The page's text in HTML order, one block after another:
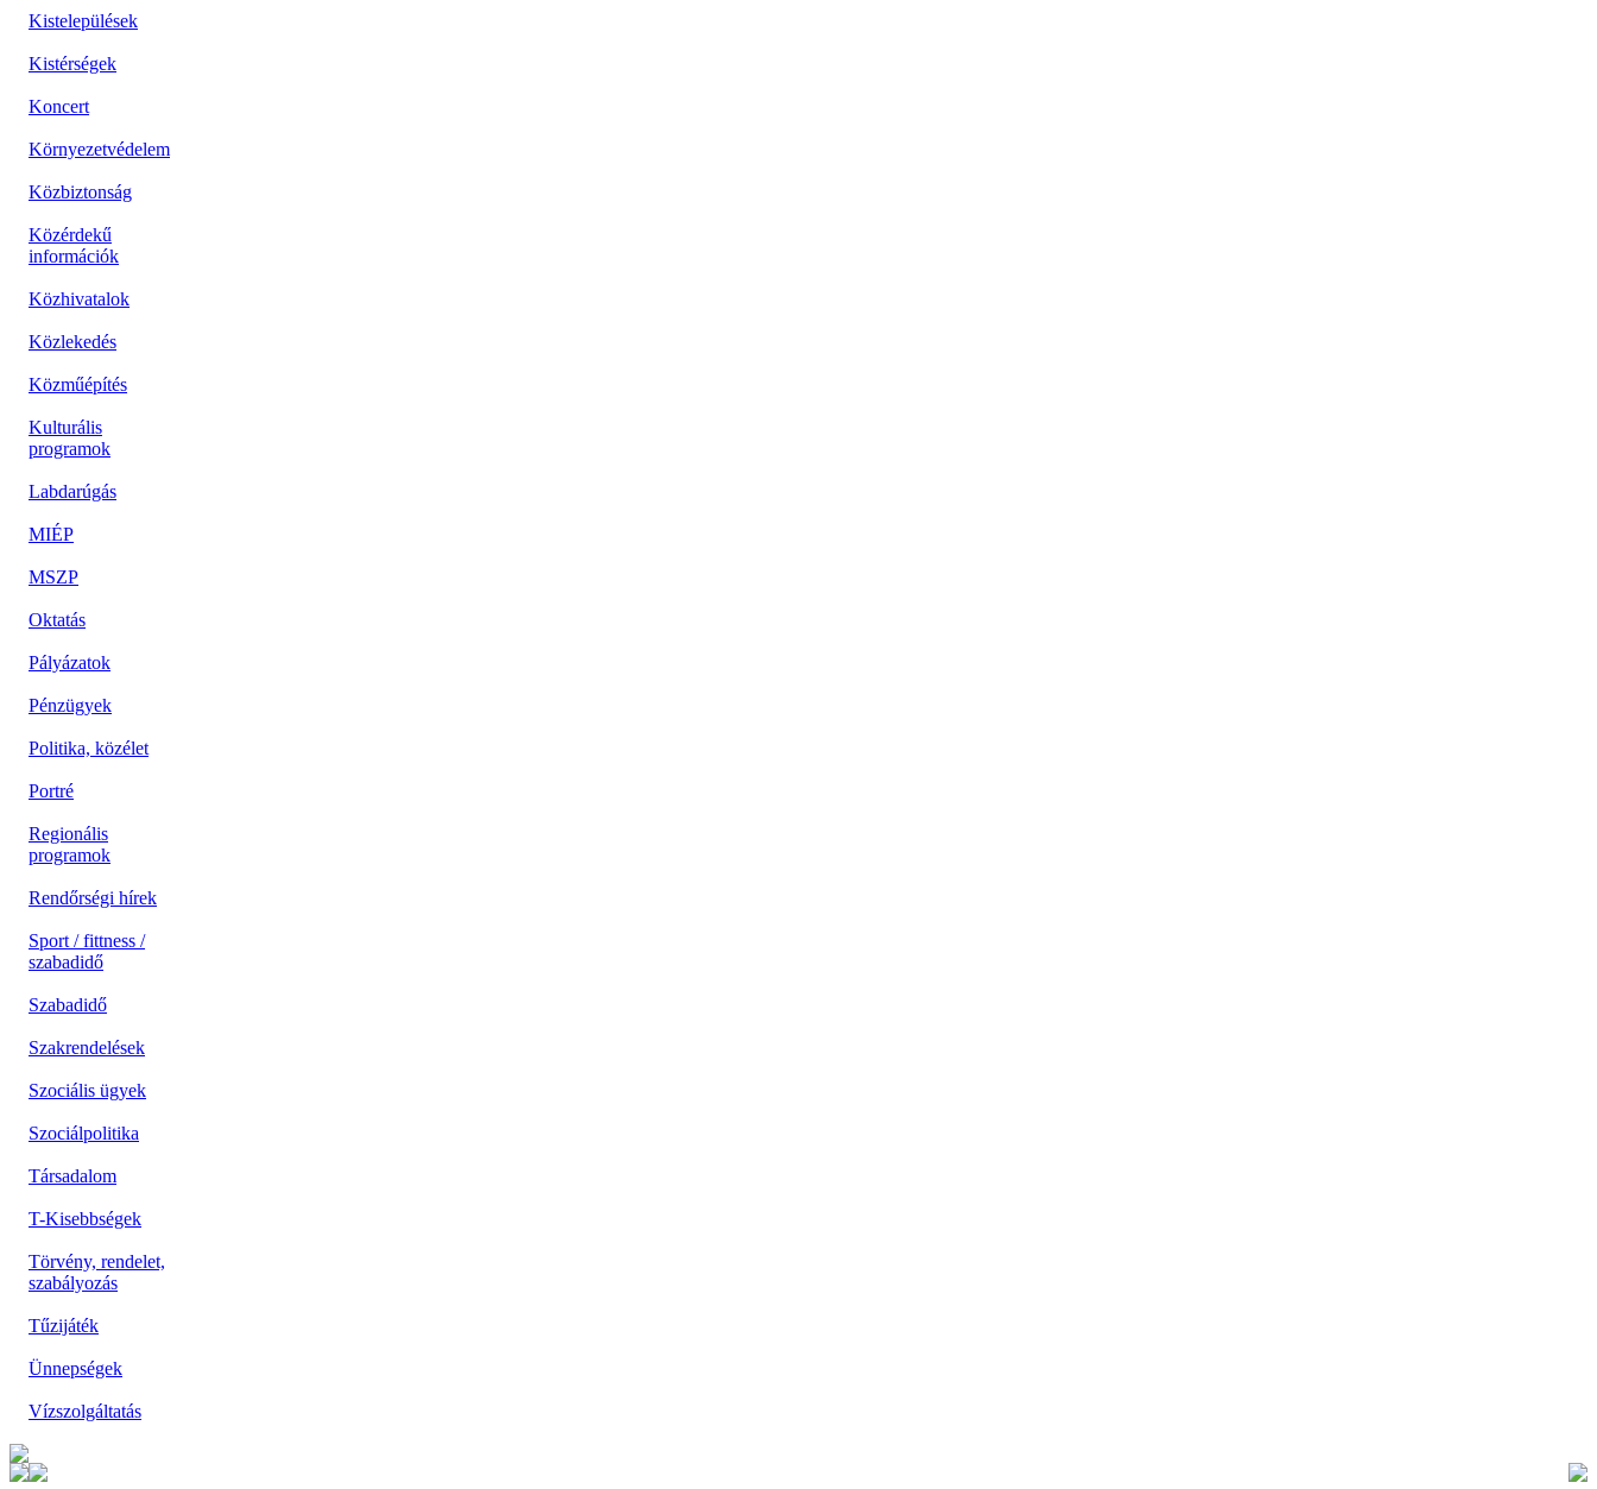
Kistelepülések
Kistérségek
Koncert
Környezetvédelem
Közbiztonság
Közérdekű
információk
Közhivatalok
Közlekedés
Közműépítés
Kulturális
programok
Labdarúgás
MIÉP
MSZP
Oktatás
Pályázatok
Pénzügyek
Politika, közélet
Portré
Regionális
programok
Rendőrségi hírek
Sport / fittness /
szabadidő
Szabadidő
Szakrendelések
Szociális ügyek
Szociálpolitika
Társadalom
T-Kisebbségek
Törvény, rendelet,
szabályozás
Tűzijáték
Ünnepségek
Vízszolgáltatás